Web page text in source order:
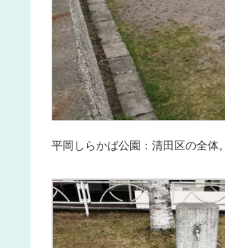
平岡しらかば公園：清田区の全体。